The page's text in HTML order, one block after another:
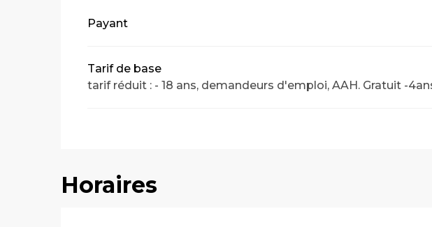
Payant
Tarif de base
tarif réduit : - 18 ans, demandeurs d'emploi, AAH. Gratuit -
Horaires